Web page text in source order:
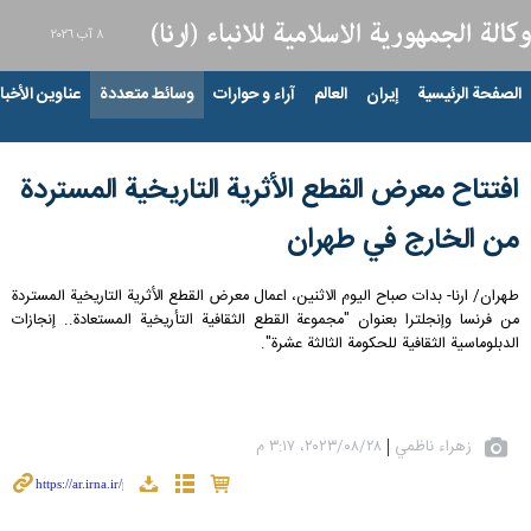
٨ آب ٢٠٢٦
الصفحة الرئيسية إيران العالم آراء و حوارات وسائط متعددة عناوين
افتتاح معرض القطع الأثرية التاريخية المستردة
من الخارج في طهران
طهران/ ارنا- بدات صباح اليوم الاثنين، اعمال معرض القطع الأثرية التاريخية المستردة
من فرنسا وإنجلترا بعنوان "مجموعة القطع الثقافية التأريخية المستعادة.. إنجازات
الدبلوماسية الثقافية للحكومة الثالثة عشرة".
زهراء ناظمي ٢٨‏/٠٨‏/٢٠٢٣، ٣:١٧ م